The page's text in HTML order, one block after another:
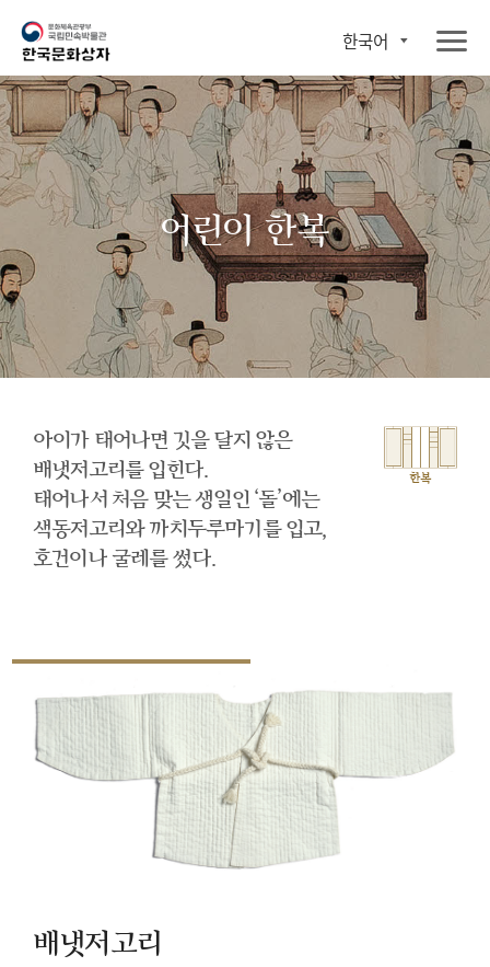
한국어
어린이 한복
아이가 태어나면 깃을 달지 않은
배냇저고리를 입힌다.
태어나서 처음 맞는 생일인 ‘돌’에는
색동저고리와 까치두루마기를 입고,
호건이나 굴레를 썼다.
한복
배냇저고리